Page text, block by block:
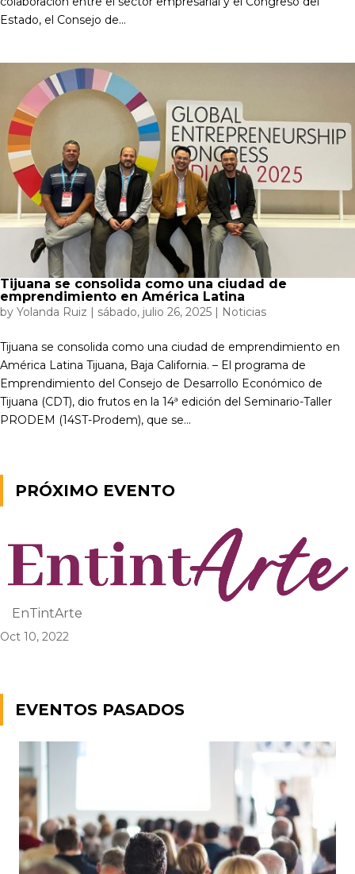
Estado, el Consejo de...
Tijuana se consolida como una ciudad de
emprendimiento en América Latina
by Yolanda Ruiz | sábado, julio 26, 2025 | Noticias
Tijuana se consolida como una ciudad de emprendimiento en
América Latina Tijuana, Baja California. – El programa de
Emprendimiento del Consejo de Desarrollo Económico de
Tijuana (CDT), dio frutos en la 14ª edición del Seminario-Taller
PRODEM (14ST-Prodem), que se...
PRÓXIMO EVENTO
EnTintArte
Oct 10, 2022
EVENTOS PASADOS